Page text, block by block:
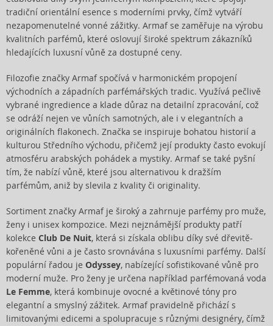
tradiční orientální esence s moderními prvky, čímž vytváří
nezapomenutelné vonné zážitky. Armaf se zaměřuje na výrobu
kvalitních parfémů, které oslovují široké spektrum zákazníků
hledajících luxusní vůně za dostupné ceny.
Filozofie značky Armaf spočívá v harmonickém propojení
východních a západních parfémářských tradic. Využívá pečlivě
vybrané ingredience a klade důraz na detailní zpracování, což
se odráží nejen ve vůních samotných, ale i v elegantních a
originálních flakonech. Značka se inspiruje bohatou historií a
kulturou Středního východu, přičemž její produkty často evokují
atmosféru arabských pohádek a mystiky. Armaf se také pyšní
tím, že nabízí vůně, které jsou alternativou k dražším
parfémům, aniž by slevila z kvality či originality.
Sortiment značky Armaf je široký a zahrnuje parfémy pro muže,
ženy i unisex kompozice. Mezi nejznámější produkty patří
kolekce Club De Nuit, která si získala oblibu díky své dřevitě-
kořeněné vůni a je často srovnávána s luxusními parfémy. Další
populární řadou je Odyssey, nabízející sofistikované vůně pro
moderní muže. Pro ženy je určena například parfémovaná voda
Le Femme, která kombinuje ovocné a květinové tóny pro
elegantní a smyslný zážitek. Armaf pravidelně přichází s
limitovanými edicemi a spolupracuje s různými designéry, čímž